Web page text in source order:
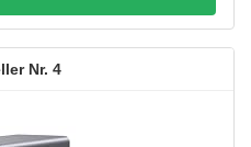
4